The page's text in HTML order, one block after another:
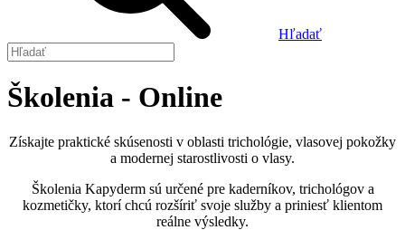
Hľadať
Školenia - Online
Získajte praktické skúsenosti v oblasti trichológie, vlasovej pokožky
a modernej starostlivosti o vlasy.
Školenia Kapyderm sú určené pre kaderníkov, trichológov a
kozmetičky, ktorí chcú rozšíriť svoje služby a priniesť klientom
reálne výsledky.